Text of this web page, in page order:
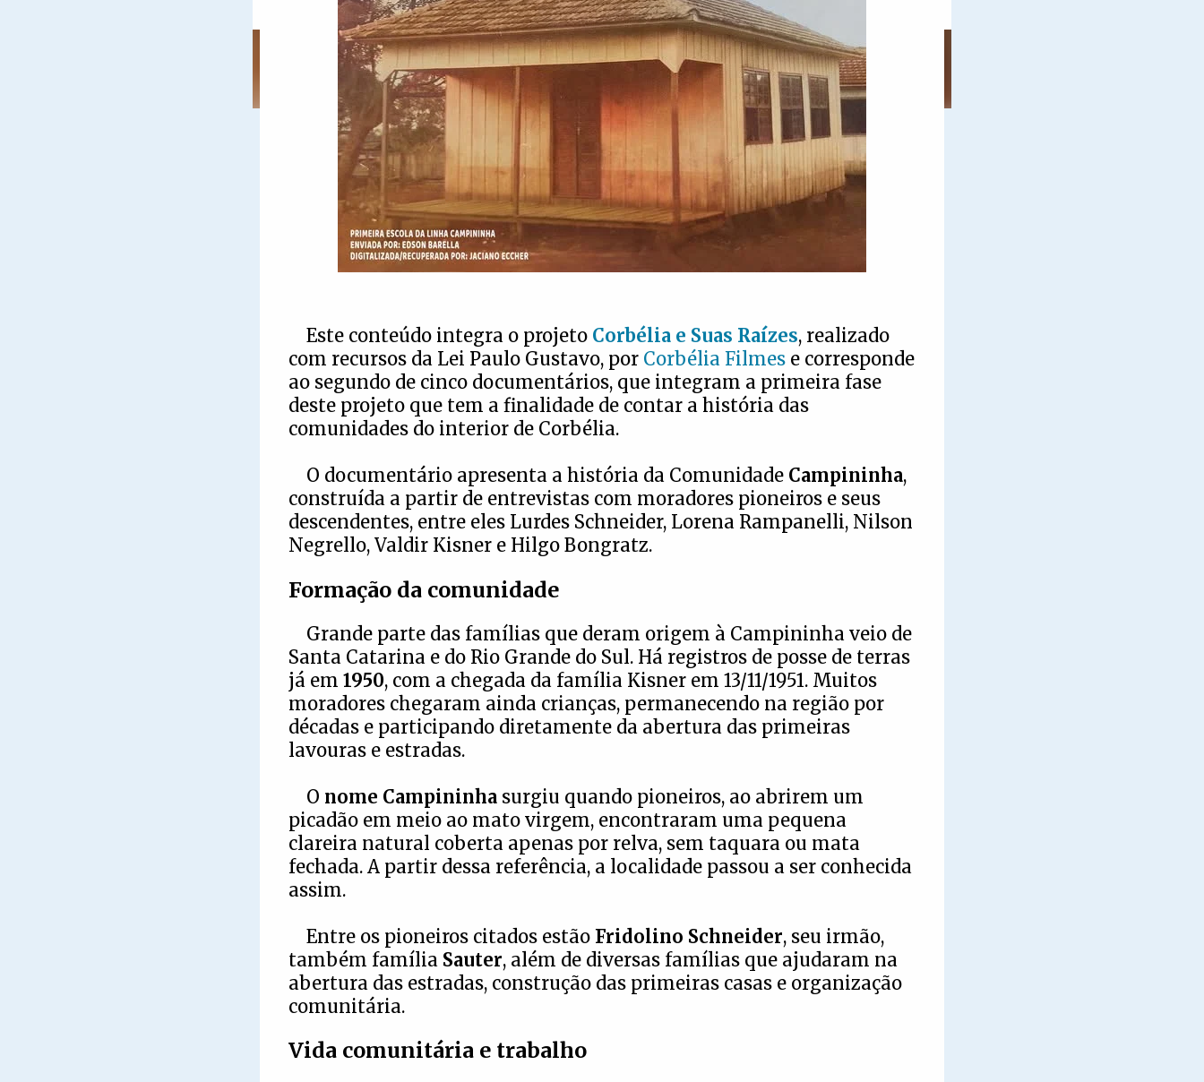
Este conteúdo integra o projeto Corbélia e Suas Raízes, realizado
com recursos da Lei Paulo Gustavo, por Corbélia Filmes e corresponde
ao segundo de cinco documentários, que integram a primeira fase
deste projeto que tem a finalidade de contar a história das
comunidades do interior de Corbélia.
O documentário apresenta a história da Comunidade Campininha,
construída a partir de entrevistas com moradores pioneiros e seus
descendentes, entre eles Lurdes Schneider, Lorena Rampanelli, Nilson
Negrello, Valdir Kisner e Hilgo Bongratz.
Formação da comunidade
Grande parte das famílias que deram origem à Campininha veio de
Santa Catarina e do Rio Grande do Sul. Há registros de posse de terras
já em 1950, com a chegada da família Kisner em 13/11/1951. Muitos
moradores chegaram ainda crianças, permanecendo na região por
décadas e participando diretamente da abertura das primeiras
lavouras e estradas.
O nome Campininha surgiu quando pioneiros, ao abrirem um
picadão em meio ao mato virgem, encontraram uma pequena
clareira natural coberta apenas por relva, sem taquara ou mata
fechada. A partir dessa referência, a localidade passou a ser conhecida
assim.
Entre os pioneiros citados estão Fridolino Schneider, seu irmão,
também família Sauter, além de diversas famílias que ajudaram na
abertura das estradas, construção das primeiras casas e organização
comunitária.
Vida comunitária e trabalho